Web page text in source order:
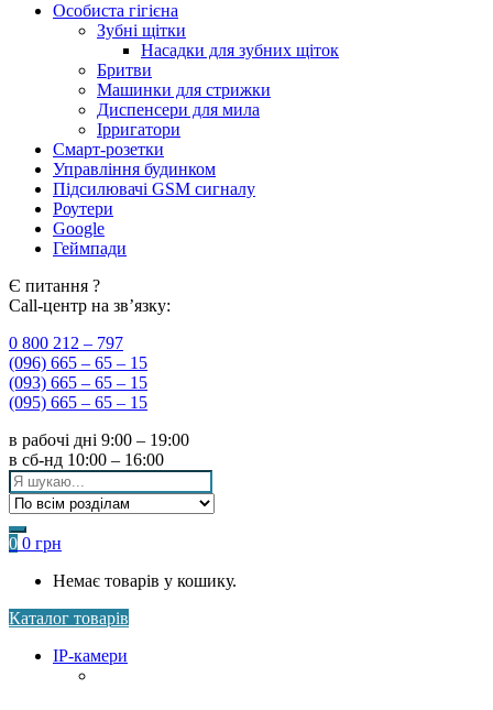
Особиста гігієна
Зубні щітки
Насадки для зубних щіток
Бритви
Машинки для стрижки
Диспенсери для мила
Ірригатори
Смарт-розетки
Управління будинком
Підсилювачі GSM сигналу
Роутери
Google
Геймпади
Є питання ?
Call-центр на зв’язку:
0 800 212 – 797
(096) 665 – 65 – 15
(093) 665 – 65 – 15
(095) 665 – 65 – 15
в рабочі дні 9:00 – 19:00
в сб-нд 10:00 – 16:00
Search
for:
0 0 грн
Немає товарів у кошику.
Каталог товарів
IP-камери